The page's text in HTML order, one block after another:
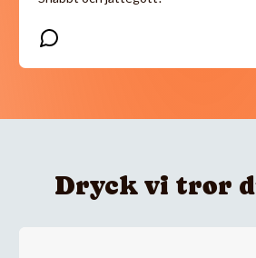
Dryck vi tror